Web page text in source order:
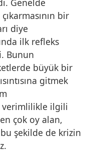
Genelde
bir
diye
ilk refleks
Bunun
büyük bir
gitmek
verimlilikle ilgili
çok oy alan,
şekilde de krizin